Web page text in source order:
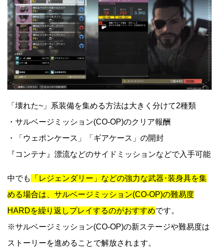
「壊れた~」系装備を集める方法は大きく分けて2種類
・サルベージミッション(CO-OP)のクリア報酬
・「ウェポンケース」「ギアケース」の開封
『コンテナ』漂流などのサイドミッションなどで入手可能
中でも
「レジェンダリー」などの強力な武器･装身具を集
める場合は、サルベージミッション(CO-OP)の難易度
HARDを繰り返しプレイするのがおすすめです。
※サルベージミッション(CO-OP)の新ステージや難易度は
ストーリーを進めることで解放されます。